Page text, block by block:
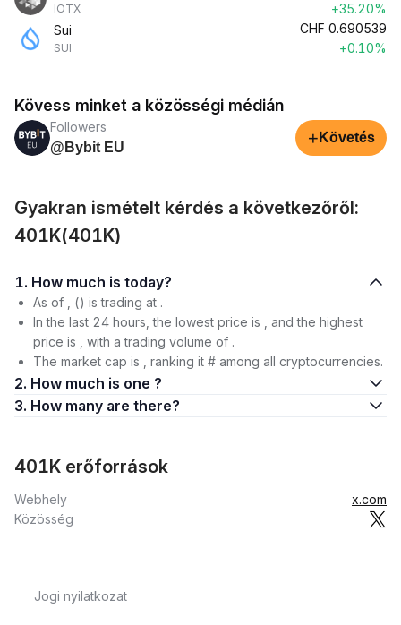
IOTX
+35.20%
Sui
SUI
CHF 0.690539
+0.10%
Kövess minket a közösségi médián
Followers
@Bybit EU
+ Követés
Gyakran ismételt kérdés a következőről:
401K(401K)
1. How much is today?
As of , () is trading at .
In the last 24 hours, the lowest price is , and the highest
price is , with a trading volume of .
The market cap is , ranking it # among all cryptocurrencies.
2. How much is one ?
3. How many are there?
401K erőforrások
Webhely
x.com
Közösség
Jogi nyilatkozat